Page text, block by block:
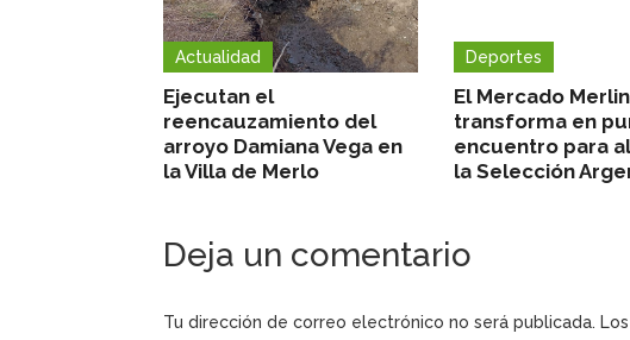
Actualidad
Ejecutan el
reencauzamiento del
arroyo Damiana Vega en
la Villa de Merlo
Deportes
El Mercado
transforma en
encuentro para
la Selección
Deja un comentario
Tu dirección de correo electrónico no será publicada.